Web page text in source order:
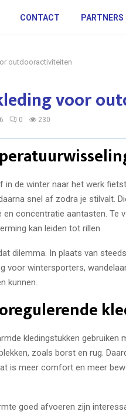
CONTACT PARTNERS
outdooractiviteiten
voor
0 230
de winter naar het werk
snel af zodra je stilvalt.
concentratie aantasten. Te
kan leiden tot rillen.
dilemma. In plaats van
voor wintersporters,
kunnen.
kledingstukken gebruiken
zoals borst en rug.
is meer comfort en meer
goed afvoeren zijn